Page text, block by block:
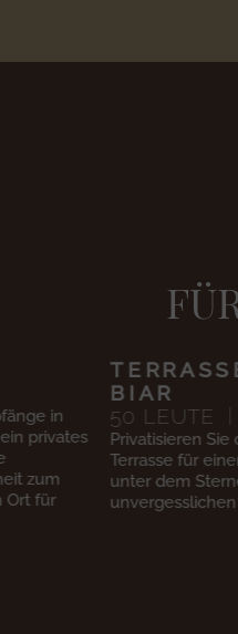
LA
80 LEUTE
Dieses
bietet einen
Hochzeitsessen
elegante
machen es zu